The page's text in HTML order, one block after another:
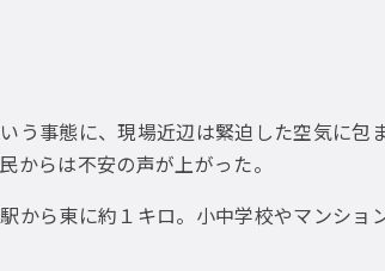
う事態に、現場近辺は緊迫した空気に
からは不安の声が上がった。
から東に約１キロ。小中学校やマンショ